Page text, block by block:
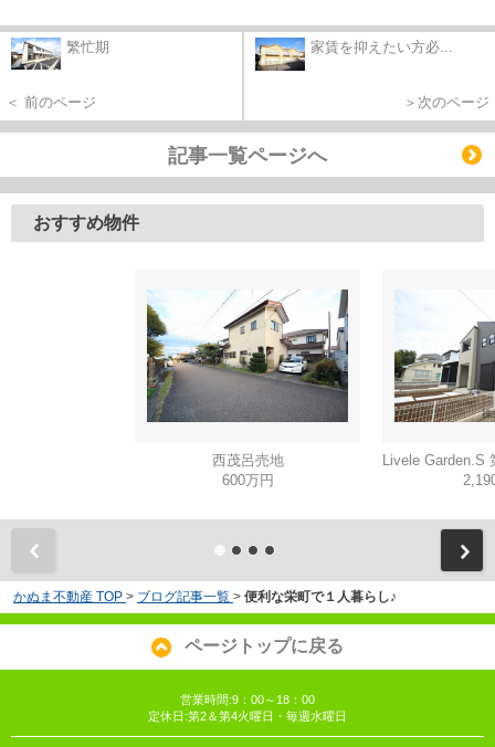
繁忙期
＜ 前のページ
家賃を抑えたい方必...
＞次のページ
記事一覧ページへ
おすすめ物件
西茂呂売地
600万円
かぬま不動産 TOP > ブログ記事一覧 > 便利な栄町で１人暮らし♪
ページトップに戻る
営業時間:9：00～18：00
定休日:第2＆第4火曜日・毎週水曜日